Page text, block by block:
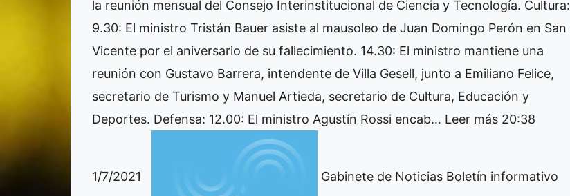
la reunión mensual del Consejo Interinstitucional de Ciencia y Tecnología. Cultura:
9.30: El ministro Tristán Bauer asiste al mausoleo de Juan Domingo Perón en San
Vicente por el aniversario de su fallecimiento. 14.30: El ministro mantiene una
reunión con Gustavo Barrera, intendente de Villa Gesell, junto a Emiliano Felice,
secretario de Turismo y Manuel Artieda, secretario de Cultura, Educación y
Deportes. Defensa: 12.00: El ministro Agustín Rossi encab… Leer más 20:38
1/7/2021 Gabinete de Noticias Boletín informativo